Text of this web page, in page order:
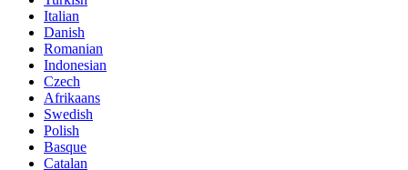
Italian
Danish
Romanian
Indonesian
Czech
Afrikaans
Swedish
Polish
Basque
Catalan